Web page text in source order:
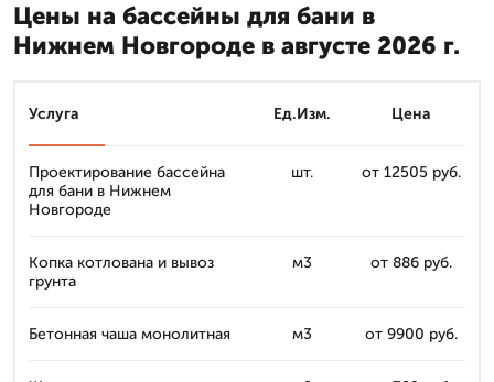
Цены на бассейны для бани в
Нижнем Новгороде в августе 2026 г.
Услуга Ед.Изм. Цена
Проектирование бассейна
для бани в Нижнем
Новгороде
шт. от 12505 руб.
Копка котлована и вывоз
грунта
м3 от 886 руб.
Бетонная чаша монолитная м3 от 9900 руб.